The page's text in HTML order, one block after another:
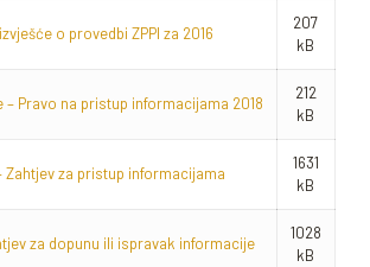
o provedbi ZPPI za 2016
207
kB
– Pravo na pristup informacijama 2018
212
kB
Zahtjev za pristup informacijama
1631
kB
za dopunu ili ispravak informacije
1028
kB